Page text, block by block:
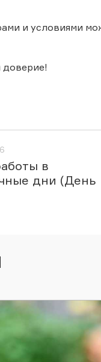
и условиями
доверие!
в
дни (День